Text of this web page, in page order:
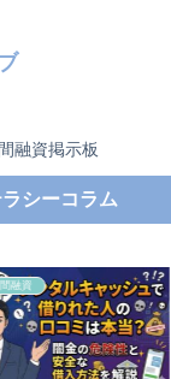
融資掲示板
シーコラム
融資